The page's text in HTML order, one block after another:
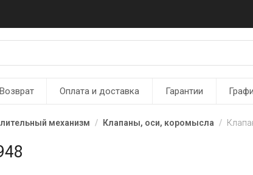
Возврат Оплата и доставка Гарантии
механизм Клапаны, оси, коромысла